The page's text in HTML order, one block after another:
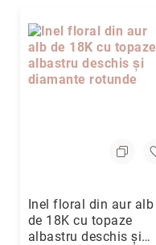
Inel floral din aur alb
de 18K cu topaze
albastru deschis și